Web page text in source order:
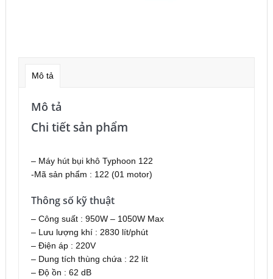
Mô tả
Mô tả
Chi tiết sản phẩm
– Máy hút bụi khô Typhoon 122
-Mã sản phẩm : 122 (01 motor)
Thông số kỹ thuật
– Công suất : 950W – 1050W Max
– Lưu lượng khí : 2830 lít/phút
– Điện áp : 220V
– Dung tích thùng chứa : 22 lít
– Độ ồn : 62 dB